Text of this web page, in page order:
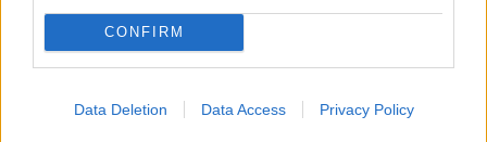
CONFIRM
Data Deletion Data Access Privacy Policy